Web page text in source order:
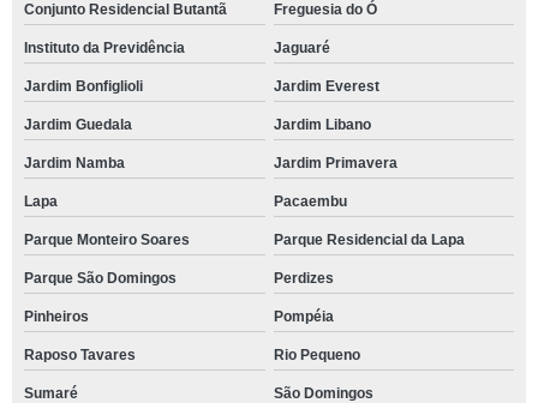
Conjunto Residencial Butantã Freguesia do Ó
Instituto da Previdência Jaguaré
Jardim Bonfiglioli Jardim Everest
Jardim Guedala Jardim Libano
Jardim Namba Jardim Primavera
Lapa Pacaembu
Parque Monteiro Soares Parque Residencial da Lapa
Parque São Domingos Perdizes
Pinheiros Pompéia
Raposo Tavares Rio Pequeno
Sumaré São Domingos